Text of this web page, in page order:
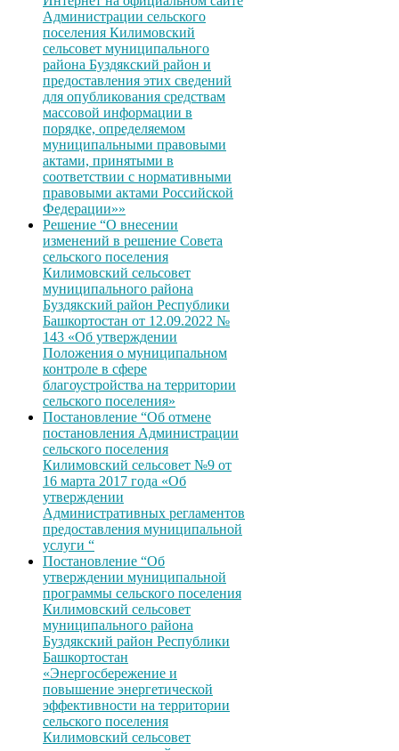
Администрации сельского
поселения Килимовский
сельсовет муниципального
района Буздякский район и
предоставления этих сведений
для опубликования средствам
массовой информации в
порядке, определяемом
муниципальными правовыми
актами, принятыми в
соответствии с нормативными
правовыми актами Российской
Федерации»»
Решение “О внесении
изменений в решение Совета
сельского поселения
Килимовский сельсовет
муниципального района
Буздякский район Республики
Башкортостан от 12.09.2022 №
143 «Об утверждении
Положения о муниципальном
контроле в сфере
благоустройства на территории
сельского поселения»
Постановление “Об отмене
постановления Администрации
сельского поселения
Килимовский сельсовет №9 от
16 марта 2017 года «Об
утверждении
Административных регламентов
предоставления муниципальной
услуги “
Постановление “Об
утверждении муниципальной
программы сельского поселения
Килимовский сельсовет
муниципального района
Буздякский район Республики
Башкортостан
«Энергосбережение и
повышение энергетической
эффективности на территории
сельского поселения
Килимовский сельсовет